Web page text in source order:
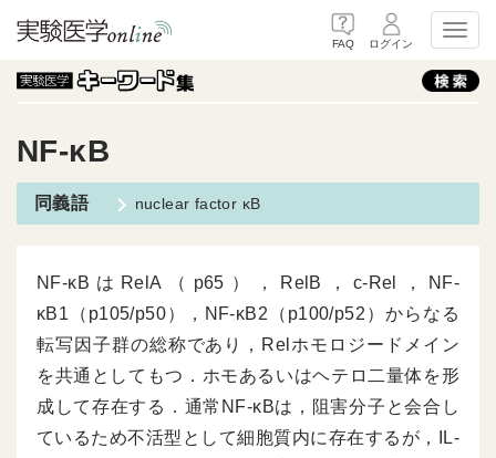
FAQ ログイン
NF-κB
nuclear factor κB
NF-κBはRelA（p65），RelB，c-Rel，NF-
κB1（p105/p50），NF-κB2（p100/p52）からなる
転写因子群の総称であり，Relホモロジードメイン
を共通としてもつ．ホモあるいはヘテロ二量体を形
成して存在する．通常NF-κBは，阻害分子と会合し
ているため不活型として細胞質内に存在するが，IL-